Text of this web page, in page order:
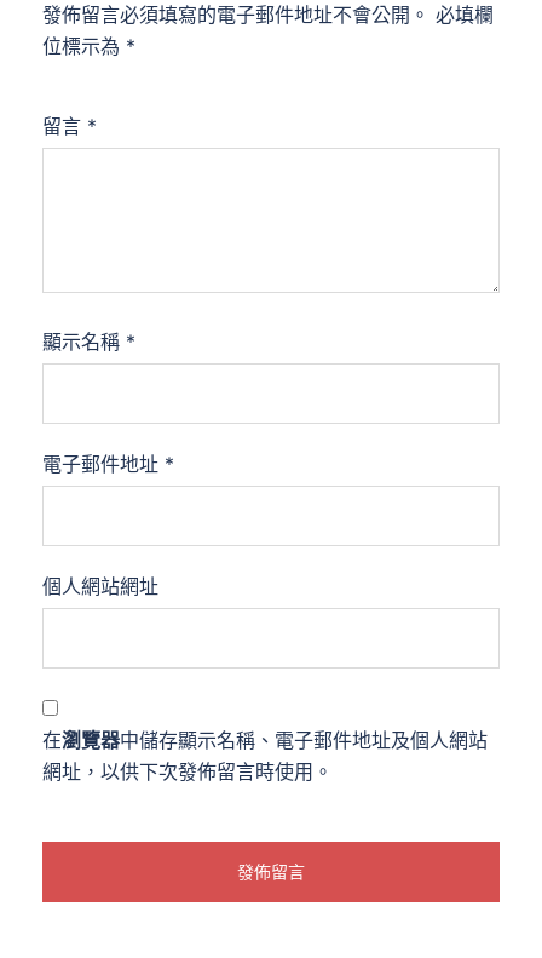
發佈留言必須填寫的電子郵件地址不會公開。 必填欄
位標示為 *
留言 *
顯示名稱 *
電子郵件地址 *
個人網站網址
在瀏覽器中儲存顯示名稱、電子郵件地址及個人網站
網址，以供下次發佈留言時使用。